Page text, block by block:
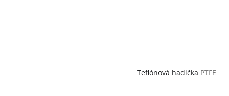
Teflónová hadička PTFE